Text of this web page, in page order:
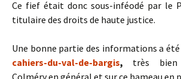
Ce fief était donc sous-inféodé par le
titulaire des droits de haute justice.
Une bonne partie des informations a
cahiers-du-val-de-bargis, très bien
Colméry en général et sur ce hameau en